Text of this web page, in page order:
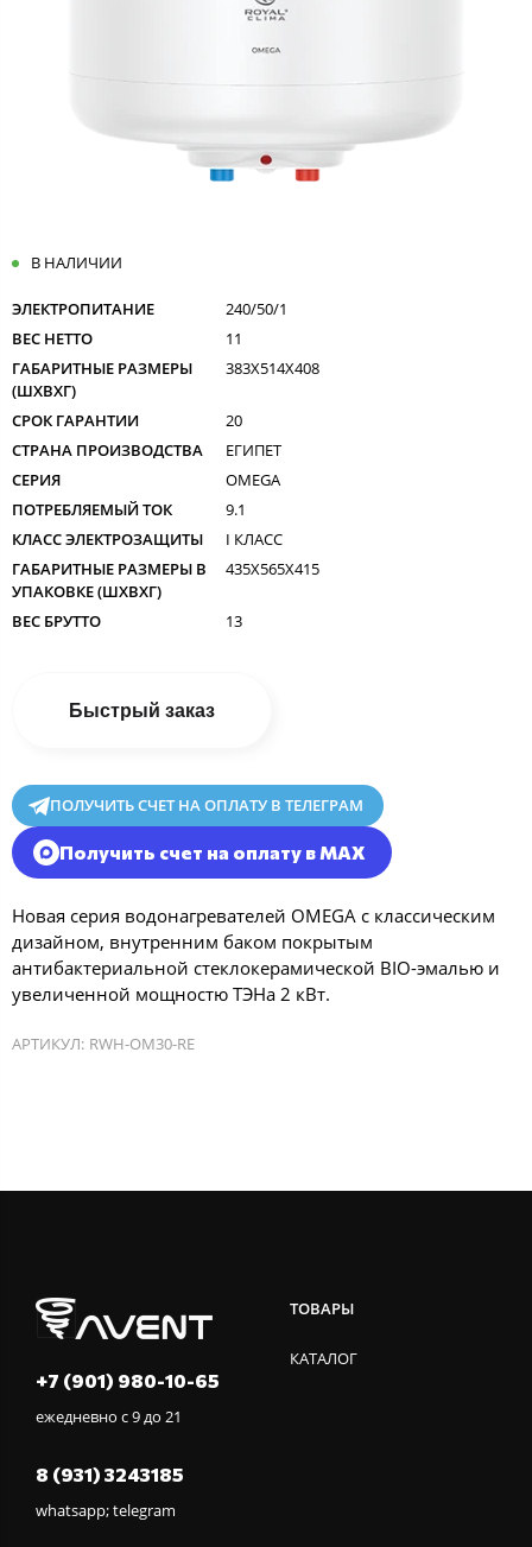
В НАЛИЧИИ
ЭЛЕКТРОПИТАНИЕ
240/50/1
ВЕС НЕТТО
11
ГАБАРИТНЫЕ РАЗМЕРЫ
(ШXВXГ)
383X514X408
СРОК ГАРАНТИИ
20
СТРАНА ПРОИЗВОДСТВА
ЕГИПЕТ
СЕРИЯ
OMEGA
ПОТРЕБЛЯЕМЫЙ ТОК
9.1
КЛАСС ЭЛЕКТРОЗАЩИТЫ
I КЛАСС
ГАБАРИТНЫЕ РАЗМЕРЫ В
УПАКОВКЕ (ШXВXГ)
435X565X415
ВЕС БРУТТО 13
Быстрый заказ
ПОЛУЧИТЬ СЧЕТ НА ОПЛАТУ В ТЕЛЕГРАМ
Получить счет на оплату в MAX
Новая серия водонагревателей OMEGA с классическим
дизайном, внутренним баком покрытым
антибактериальной стеклокерамической BIO-эмалью и
увеличенной мощностю ТЭНа 2 кВт.
АРТИКУЛ: RWH-OM30-RE
+7 (901) 980-10-65
ежедневно с 9 до 21
8 (931) 3243185
whatsapp; telegram
ТОВАРЫ
КАТАЛОГ